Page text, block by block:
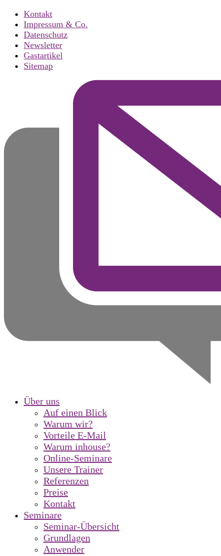
Kontakt
Impressum & Co.
Datenschutz
Newsletter
Gastartikel
Sitemap
Über uns
Auf einen Blick
Warum wir?
Vorteile E-Mail
Warum inhouse?
Online-Seminare
Unsere Trainer
Referenzen
Preise
Kontakt
Seminare
Seminar-Übersicht
Grundlagen
Anwender